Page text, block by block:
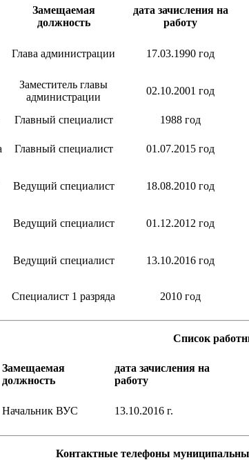
Замещаемая
должность
дата зачисления на
работу
Глава администрации 17.03.1990 год
Заместитель главы
администрации
02.10.2001 год
Главный специалист 1988 год
Главный специалист 01.07.2015 год
Ведущий специалист 18.08.2010 год
Ведущий специалист 01.12.2012 год
Ведущий специалист 13.10.2016 год
Специалист 1 разряда 2010 год
Список
Замещаемая
должность
дата зачисления на
работу
Начальник ВУС 13.10.2016 г.
Контактные телефоны